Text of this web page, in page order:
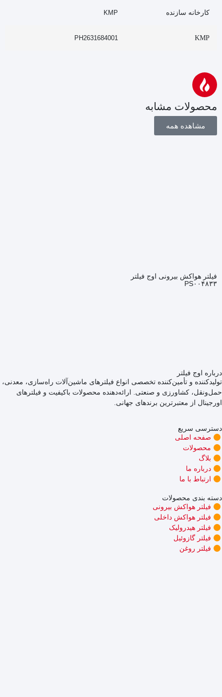
کارخانه سازنده KMP
KMP
PH2631684001
محصولات مشابه
مشاهده همه
فیلتر هواکش بیرونی اوج فیلتر
PS۰۰۴۸۳۳
درباره اوج فیلتر
تولیدکننده و تأمین‌کننده تخصصی انواع فیلترهای ماشین‌آلات راه‌سازی، معدنی،
حمل‌ونقل، کشاورزی و صنعتی. ارائه‌دهنده محصولات باکیفیت و فیلترهای
اورجینال از معتبرترین برندهای جهانی.
دسترسی سریع
صفحه اصلی
محصولات
بلاگ
درباره ما
ارتباط با ما
دسته بندی محصولات
فیلتر هواکش بیرونی
فیلتر هواکش داخلی
فیلتر هیدرولیک
فیلتر گازوئیل
فیلتر روغن